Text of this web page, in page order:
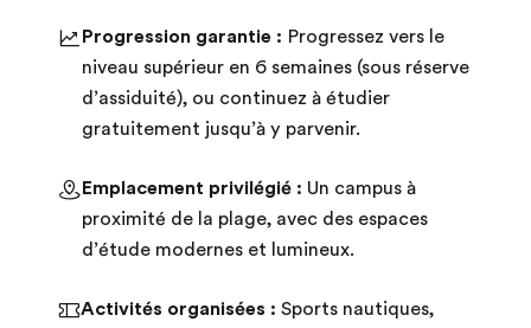
Progression garantie : Progressez vers le
niveau supérieur en 6 semaines (sous réserve
d’assiduité), ou continuez à étudier
gratuitement jusqu’à y parvenir.
Emplacement privilégié : Un campus à
proximité de la plage, avec des espaces
d’étude modernes et lumineux.
Activités organisées : Sports nautiques,